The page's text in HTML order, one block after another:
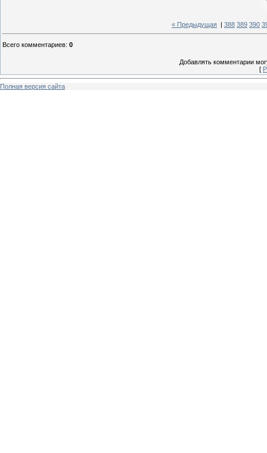
« Предыдущая 388 389 390
Всего комментариев: 0
Добавлять комментарии
[
Полная версия сайта